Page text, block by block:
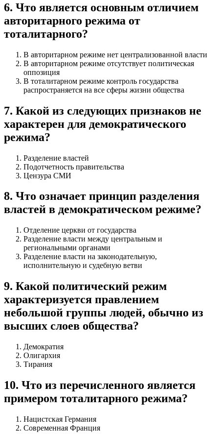
6. Что является основным отличием
авторитарного режима от
тоталитарного?
В авторитарном режиме нет централизованной власти
В авторитарном режиме отсутствует политическая
оппозиция
В тоталитарном режиме контроль государства
распространяется на все сферы жизни общества
7. Какой из следующих признаков не
характерен для демократического
режима?
Разделение властей
Подотчетность правительства
Цензура СМИ
8. Что означает принцип разделения
властей в демократическом режиме?
Отделение церкви от государства
Разделение власти между центральным и
региональными органами
Разделение власти на законодательную,
исполнительную и судебную ветви
9. Какой политический режим
характеризуется правлением
небольшой группы людей, обычно из
высших слоев общества?
Демократия
Олигархия
Тирания
10. Что из перечисленного является
примером тоталитарного режима?
Нацистская Германия
Современная Франция